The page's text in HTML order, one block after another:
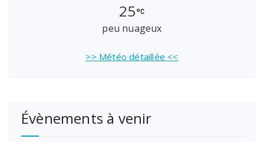
25
peu nuageux
>> Météo détaillée <<
Évènements à venir